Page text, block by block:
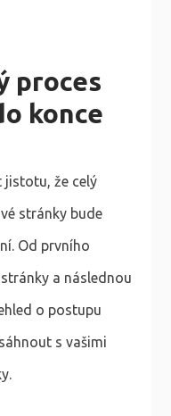
proces
konce
jistotu, že celý
stránky bude
Od prvního
a následnou
o postupu
s vašimi